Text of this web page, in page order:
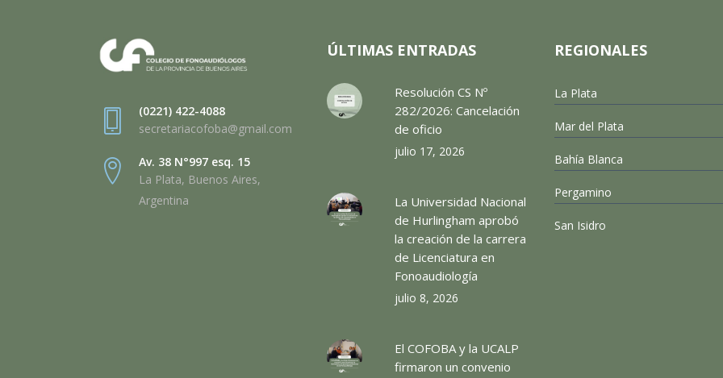
(0221) 422-4088
secretariacofoba@gmail.com
Av. 38 N°997 esq. 15
La Plata, Buenos Aires,
Argentina
ÚLTIMAS ENTRADAS
Resolución CS Nº
282/2026: Cancelación
de oficio
julio 17, 2026
La Universidad Nacional
de Hurlingham aprobó
la creación de la carrera
de Licenciatura en
Fonoaudiología
julio 8, 2026
El COFOBA y la UCALP
firmaron un convenio
REGIONALES
La Plata
Mar del Plata
Bahía Blanca
Pergamino
San Isidro